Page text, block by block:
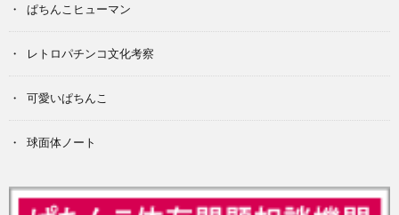
ぱちんこヒューマン
レトロパチンコ文化考察
可愛いぱちんこ
球面体ノート